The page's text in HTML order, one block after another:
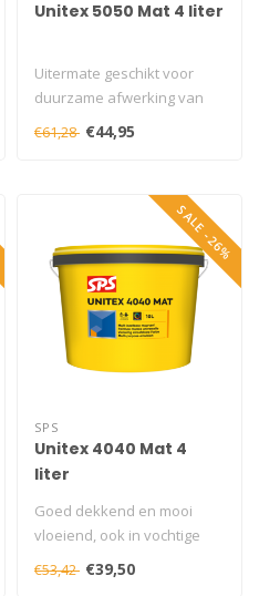
Unitex 5050 Mat 4 liter
Uitermate geschikt voor
duurzame afwerking van
buitengevels en
binnenmuren. Ook ..
€61,28 €44,95
SALE -26%
SPS
Unitex 4040 Mat 4
liter
Goed dekkend en mooi
vloeiend, ook in vochtige
ruimten toepasbaar...
€53,42 €39,50